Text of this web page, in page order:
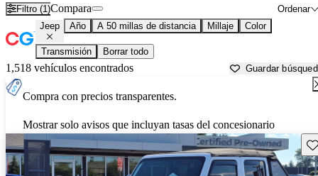
Filtro (1) Ordenar
Compara
Jeep Año A 50 millas de distancia Millaje Color
Transmisión Borrar todo
1,518 vehículos encontrados Guardar
Compra con precios transparentes.
Mostrar solo avisos que incluyan tasas del concesionario